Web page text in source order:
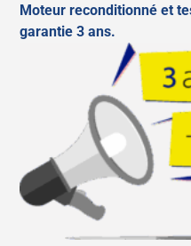
Moteur reconditionné et
garantie 3 ans.